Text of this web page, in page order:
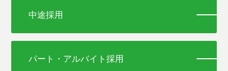
中途採用
パート・アルバイト採用